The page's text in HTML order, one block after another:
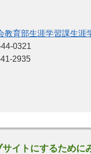
教育部生涯学習課生涯
0321
2935
サイトにするため